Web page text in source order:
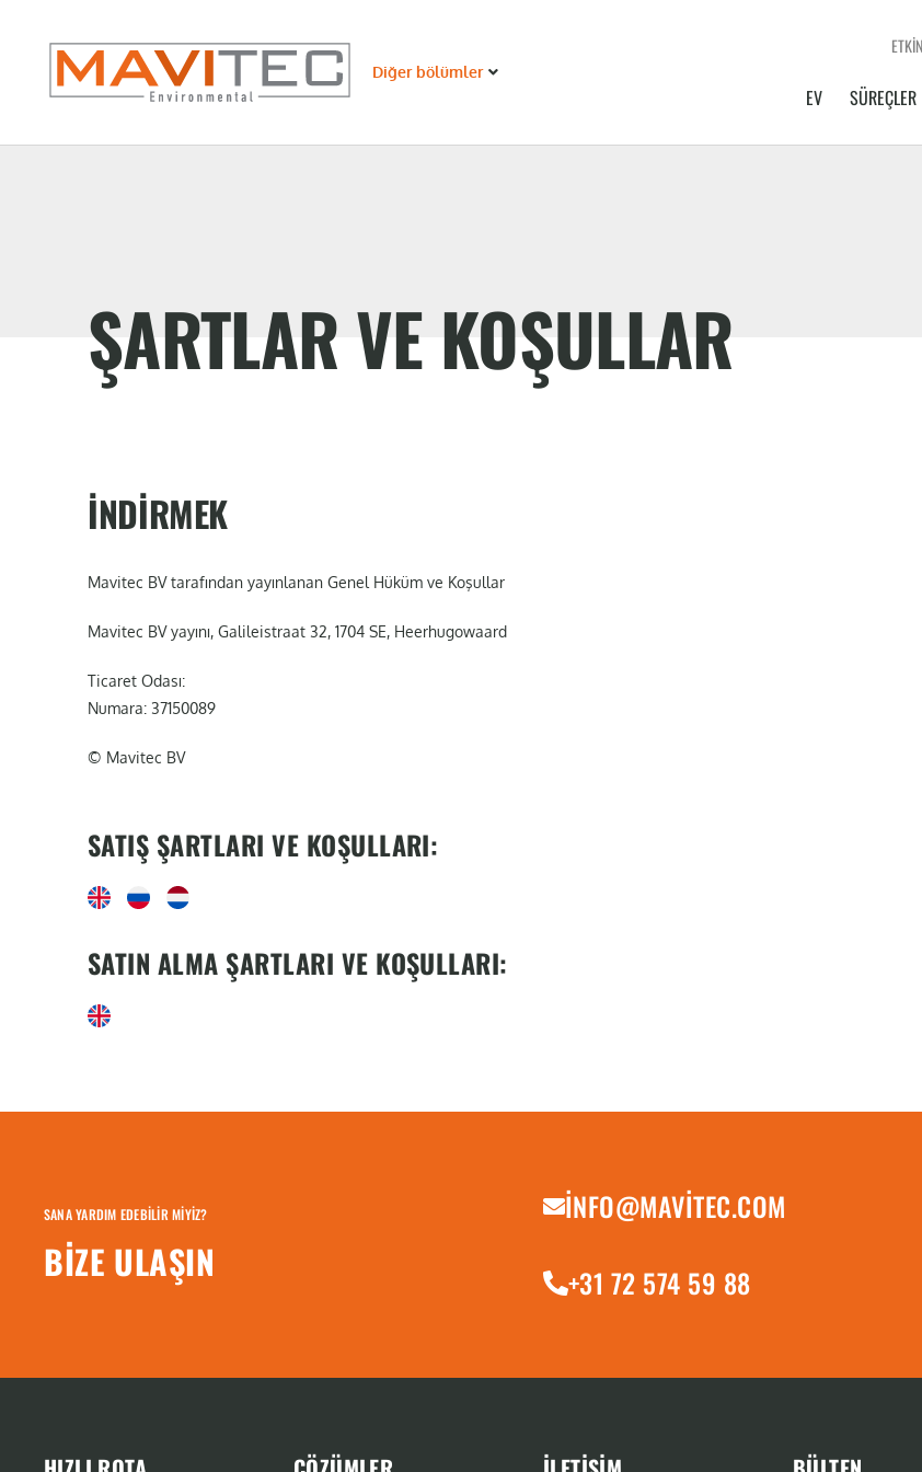
Diğer bölümler
EV SÜREÇLER
ŞARTLAR VE KOŞULLAR
İNDIRMEK
Mavitec BV tarafından yayınlanan Genel Hüküm ve Koşullar
Mavitec BV yayını, Galileistraat 32, 1704 SE, Heerhugowaard
Ticaret Odası:
Numara: 37150089
© Mavitec BV
SATIŞ ŞARTLARI VE KOŞULLARI:
SATIN ALMA ŞARTLARI VE KOŞULLARI:
SANA YARDIM EDEBILIR MIYIZ?
BIZE ULAŞIN
INFO@MAVITEC.COM
+31 72 574 59 88